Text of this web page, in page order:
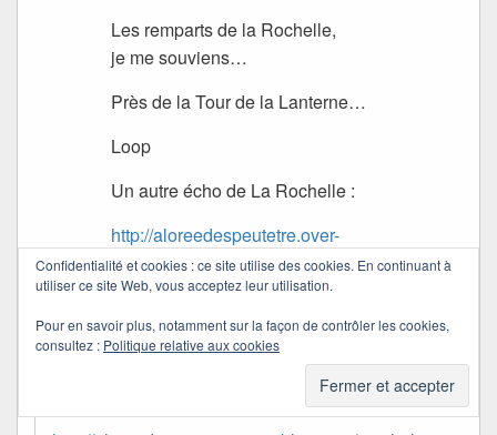
Les remparts de la Rochelle,
je me souviens…
Près de la Tour de la Lanterne…
Loop
Un autre écho de La Rochelle :
http://aloreedespeutetre.over-
blog.com/article-la-dame-aux-glaieuls-
106478034.html
Quichottine
a dit :
Confidentialité et cookies : ce site utilise des cookies. En continuant à
utiliser ce site Web, vous acceptez leur utilisation.
Pour en savoir plus, notamment sur la façon de contrôler les cookies,
consultez : Politique relative aux cookies